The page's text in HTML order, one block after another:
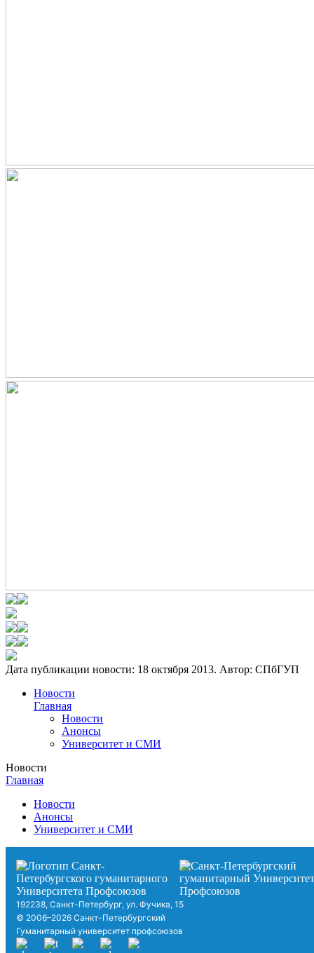
Дата публикации новости: 18 октября 2013. Автор: СПбГУП
Новости
Главная
Новости
Анонсы
Университет и СМИ
Новости
Главная
Новости
Анонсы
Университет и СМИ
192238, Санкт-Петербург, ул. Фучика, 15
© 2006–2026 Санкт-Петербургский
Гуманитарный университет профсоюзов